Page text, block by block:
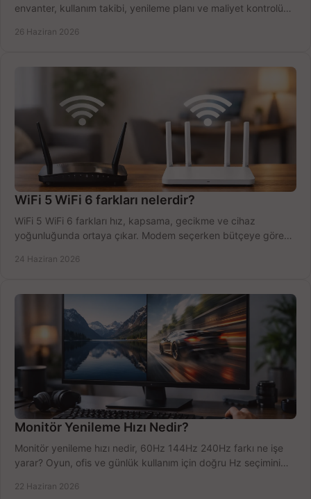
envanter, kullanım takibi, yenileme planı ve maliyet kontrolü
26 Haziran 2026
WiFi 5 WiFi 6 farkları nelerdir?
WiFi 5 WiFi 6 farkları hız, kapsama, gecikme ve cihaz
yoğunluğunda ortaya çıkar. Modem seçerken bütçeye göre
24 Haziran 2026
Monitör Yenileme Hızı Nedir?
Monitör yenileme hızı nedir, 60Hz 144Hz 240Hz farkı ne işe
yarar? Oyun, ofis ve günlük kullanım için doğru Hz seçimini
22 Haziran 2026